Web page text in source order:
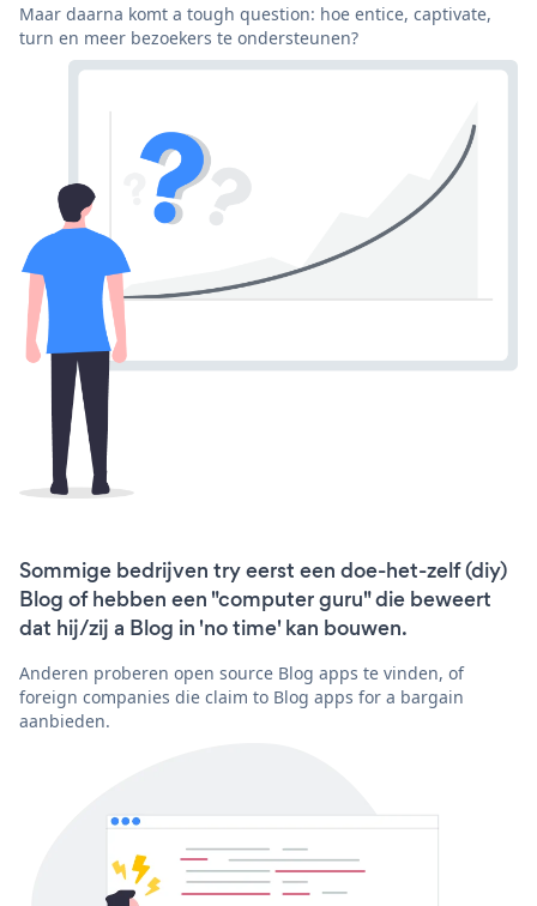
Maar daarna komt a tough question: hoe entice, captivate,
turn en meer bezoekers te ondersteunen?
Sommige bedrijven try eerst een doe-het-zelf (diy)
Blog of hebben een "computer guru" die beweert
dat hij/zij a Blog in 'no time' kan bouwen.
Anderen proberen open source Blog apps te vinden, of
foreign companies die claim to Blog apps for a bargain
aanbieden.